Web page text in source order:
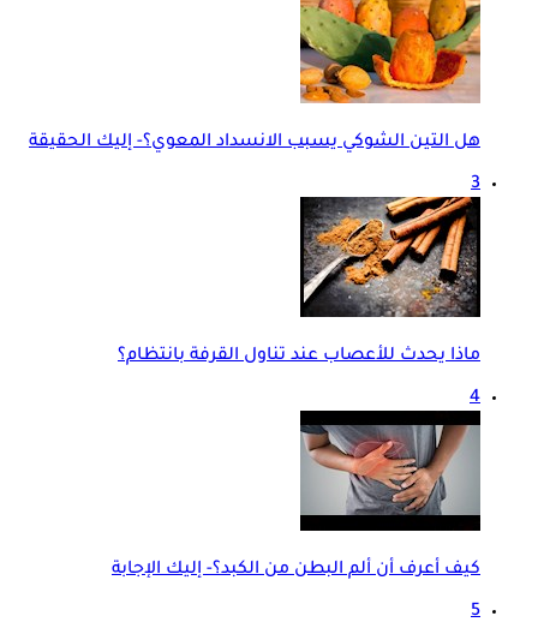
هل التين الشوكي يسبب الانسداد المعوي؟- إليك الحقيقة
3
ماذا يحدث للأعصاب عند تناول القرفة بانتظام؟
4
كيف أعرف أن ألم البطن من الكبد؟- إليك الإجابة
5